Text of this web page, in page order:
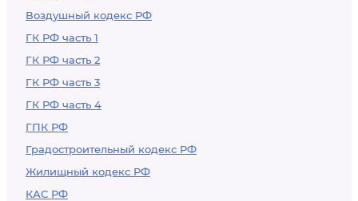
Воздушный кодекс РФ
ГК РФ часть 1
ГК РФ часть 2
ГК РФ часть 3
ГК РФ часть 4
ГПК РФ
Градостроительный кодекс РФ
Жилищный кодекс РФ
КАС РФ